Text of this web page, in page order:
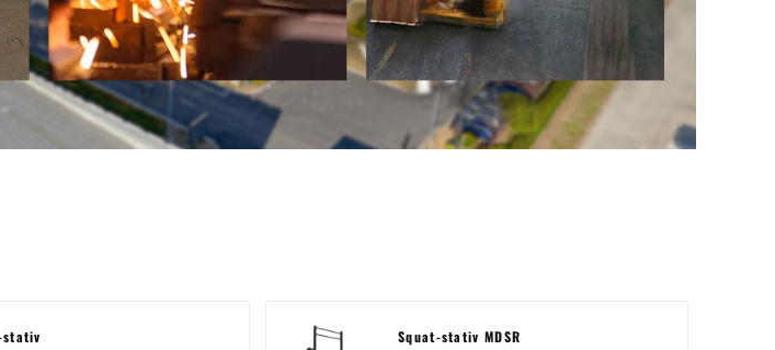
stativ Squat-stativ MDSR